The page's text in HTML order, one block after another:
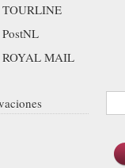
TOURLINE
PostNL
ROYAL MAIL